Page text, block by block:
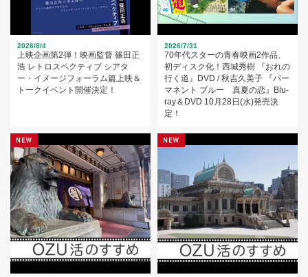
2026/8/4
上映企画第2弾！映画監督 篠田正
浩 レトロスペクティブ シアタ
ー・イメージフォーラム篇上映＆
トークイベント開催決定！
2026/7/31
70年代スターの青春映画2作品、
初ディスク化！西城秀樹 『おれの
行く道』DVD / 秋吉久美子 『パー
マネント ブルー 真夏の恋』Blu-
ray＆DVD 10月28日(水)発売決
定！